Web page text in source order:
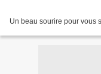
Un beau sourire pour vous